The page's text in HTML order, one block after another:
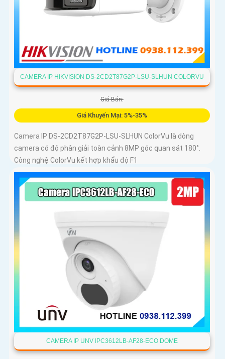
CAMERA IP HIKVISION DS-2CD2T87G2P-LSU-SLHUN COLORVU
Giá Bán:
Giá Khuyến Mại: 5%-35%
Camera IP DS-2CD2T87G2P-LSU-SLHUN ColorVu là dòng
camera có độ phân giải toàn cảnh 8MP góc quan sát 180°.
Công nghệ ColorVu kết hợp khẩu độ F1
CAMERA IP UNV IPC3612LB-AF28-ECO DOME